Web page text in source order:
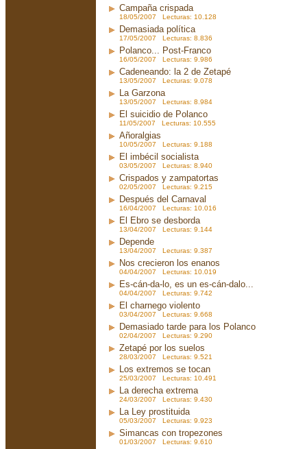
Campaña crispada
18/05/2007 Lecturas: 10.128
Demasiada política
17/05/2007 Lecturas: 8.836
Polanco... Post-Franco
16/05/2007 Lecturas: 9.986
Cadeneando: la 2 de Zetapé
13/05/2007 Lecturas: 9.078
La Garzona
13/05/2007 Lecturas: 8.984
El suicidio de Polanco
11/05/2007 Lecturas: 10.555
Añoralgias
10/05/2007 Lecturas: 9.188
El imbécil socialista
03/05/2007 Lecturas: 8.940
Crispados y zampatortas
02/05/2007 Lecturas: 9.215
Después del Carnaval
16/04/2007 Lecturas: 10.016
El Ebro se desborda
13/04/2007 Lecturas: 9.144
Depende
13/04/2007 Lecturas: 9.387
Nos crecieron los enanos
04/04/2007 Lecturas: 10.019
Es-cán-da-lo, es un es-cán-dalo...
04/04/2007 Lecturas: 9.742
El charnego violento
03/04/2007 Lecturas: 9.668
Demasiado tarde para los Polanco
02/04/2007 Lecturas: 9.290
Zetapé por los suelos
28/03/2007 Lecturas: 9.521
Los extremos se tocan
25/03/2007 Lecturas: 10.491
La derecha extrema
24/03/2007 Lecturas: 9.430
La Ley prostituida
05/03/2007 Lecturas: 9.923
Simancas con tropezones
01/03/2007 Lecturas: 9.610